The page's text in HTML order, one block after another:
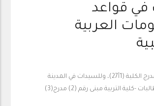
في قواعد
العربية
كلية التربية مدرج الكلية (1أ27)، وللسيدات في المدينة
-كلية التربية مبنى رقم (2) مدرج(3)